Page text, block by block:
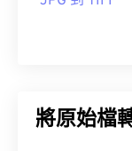
將原始檔